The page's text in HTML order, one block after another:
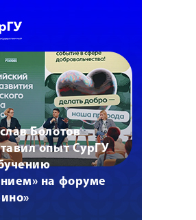
Болотов
опыт СурГУ
на форуме